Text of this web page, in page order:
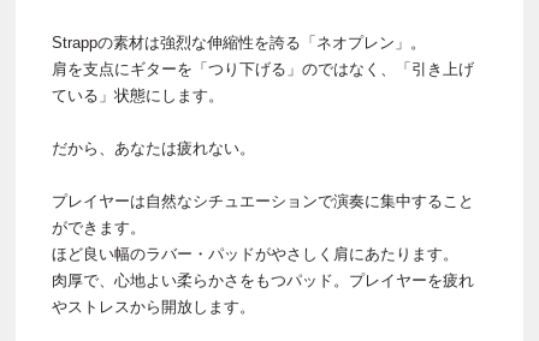
Strappの素材は強烈な伸縮性を誇る「ネオプレン」。
肩を支点にギターを「つり下げる」のではなく、「引き上げ
ている」状態にします。
だから、あなたは疲れない。
プレイヤーは自然なシチュエーションで演奏に集中すること
ができます。
ほど良い幅のラバー・パッドがやさしく肩にあたります。
肉厚で、心地よい柔らかさをもつパッド。プレイヤーを疲れ
やストレスから開放します。